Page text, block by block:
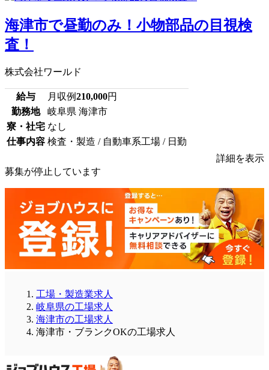
海津市で昼勤のみ！小物部品の目視検
査！
株式会社ワールド
給与 月収例210,000円
勤務地
岐阜県 海津市
寮・社宅 なし
仕事内容 検査・製造 / 自動車系工場 / 日勤
詳細を表示
募集が停止しています
工場・製造業求人
岐阜県の工場求人
海津市の工場求人
海津市・ブランクOKの工場求人